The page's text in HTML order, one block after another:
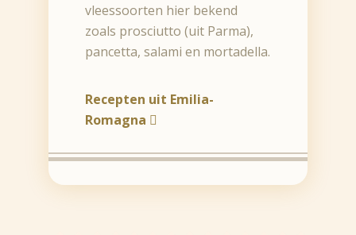
vleessoorten hier bekend
zoals prosciutto (uit Parma),
pancetta, salami en mortadella.
Recepten uit Emilia-
Romagna